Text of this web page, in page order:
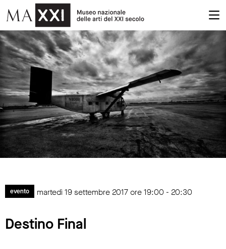
evento martedì 19 settembre 2017 ore 19:00 - 20:30
Destino Final